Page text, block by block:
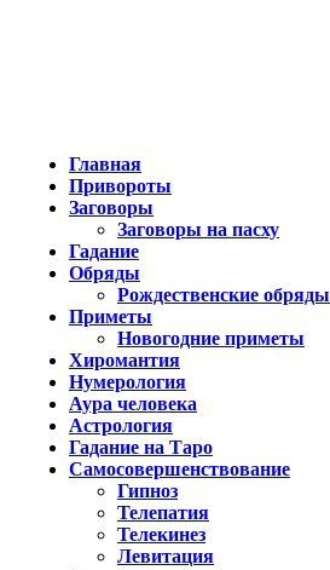
Главная
Привороты
Заговоры
Заговоры на пасху
Гадание
Обряды
Рождественские обряды
Приметы
Новогодние приметы
Хиромантия
Нумерология
Аура человека
Астрология
Гадание на Таро
Самосовершенствование
Гипноз
Телепатия
Телекинез
Левитация